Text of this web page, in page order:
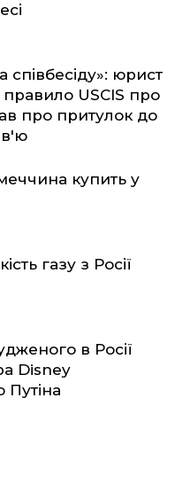
співбесіду»: юрист
USCIS про
про притулок до
купить у
газу з Росії
в Росії
Disney
Путіна